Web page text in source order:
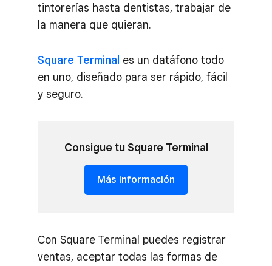
tintorerías hasta dentistas, trabajar de
la manera que quieran.
Square Terminal es un datáfono todo
en uno, diseñado para ser rápido, fácil
y seguro.
Consigue tu Square Terminal
Más información
Con Square Terminal puedes registrar
ventas, aceptar todas las formas de